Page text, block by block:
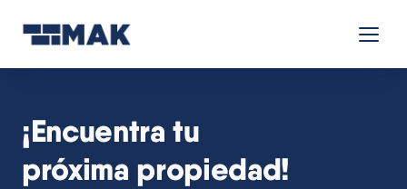
¡Encuentra tu
próxima propiedad!